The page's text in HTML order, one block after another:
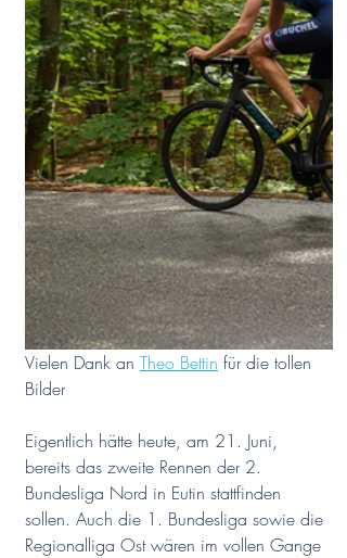
Vielen Dank an Theo Bettin für die tollen
Bilder
Eigentlich hätte heute, am 21. Juni,
bereits das zweite Rennen der 2.
Bundesliga Nord in Eutin stattfinden
sollen. Auch die 1. Bundesliga sowie die
Regionalliga Ost wären im vollen Gange